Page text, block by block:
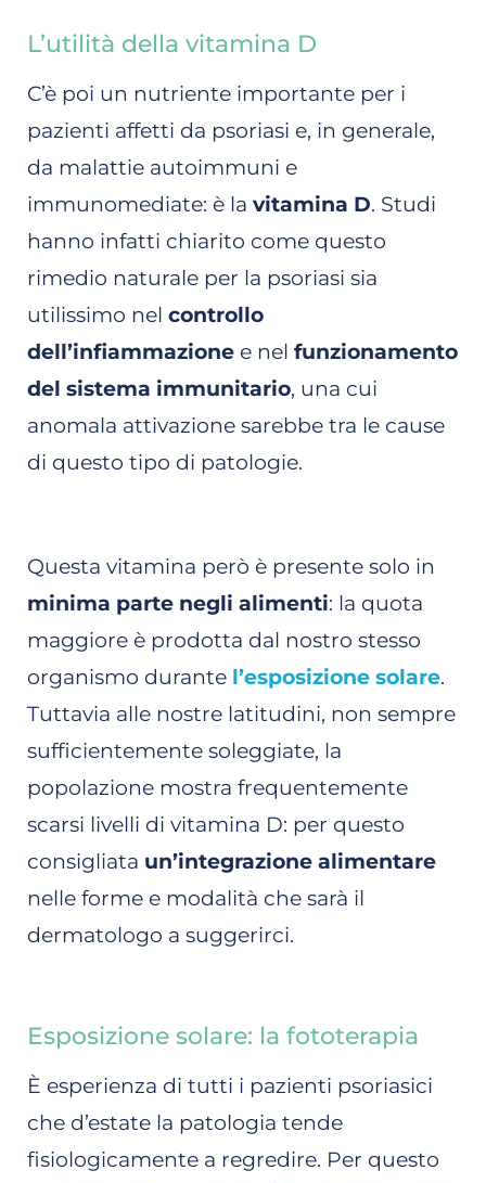
L’utilità della vitamina D
C’è poi un nutriente importante per i
pazienti affetti da psoriasi e, in generale,
da malattie autoimmuni e
immunomediate: è la vitamina D. Studi
hanno infatti chiarito come questo
rimedio naturale per la psoriasi sia
utilissimo nel controllo
dell’infiammazione e nel funzionamento
del sistema immunitario, una cui
anomala attivazione sarebbe tra le cause
di questo tipo di patologie.
Questa vitamina però è presente solo in
minima parte negli alimenti: la quota
maggiore è prodotta dal nostro stesso
organismo durante l’esposizione solare.
Tuttavia alle nostre latitudini, non sempre
sufficientemente soleggiate, la
popolazione mostra frequentemente
scarsi livelli di vitamina D: per questo
consigliata un’integrazione alimentare
nelle forme e modalità che sarà il
dermatologo a suggerirci.
Esposizione solare: la fototerapia
È esperienza di tutti i pazienti psoriasici
che d’estate la patologia tende
fisiologicamente a regredire. Per questo